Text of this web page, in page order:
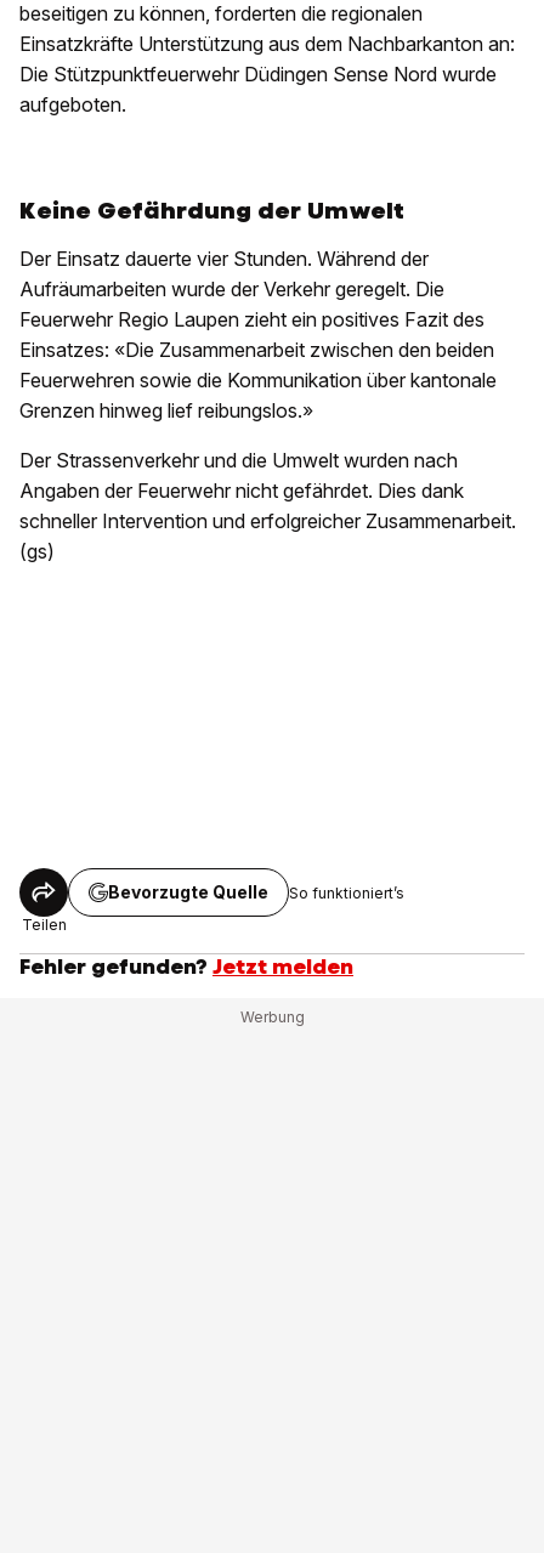
beseitigen zu können, forderten die regionalen
Einsatzkräfte Unterstützung aus dem Nachbarkanton an:
Die Stützpunktfeuerwehr Düdingen Sense Nord wurde
aufgeboten.
Keine Gefährdung der Umwelt
Der Einsatz dauerte vier Stunden. Während der
Aufräumarbeiten wurde der Verkehr geregelt. Die
Feuerwehr Regio Laupen zieht ein positives Fazit des
Einsatzes: «Die Zusammenarbeit zwischen den beiden
Feuerwehren sowie die Kommunikation über kantonale
Grenzen hinweg lief reibungslos.»
Der Strassenverkehr und die Umwelt wurden nach
Angaben der Feuerwehr nicht gefährdet. Dies dank
schneller Intervention und erfolgreicher Zusammenarbeit.
(gs)
Teilen
Bevorzugte Quelle So funktioniert’s
Fehler gefunden? Jetzt melden